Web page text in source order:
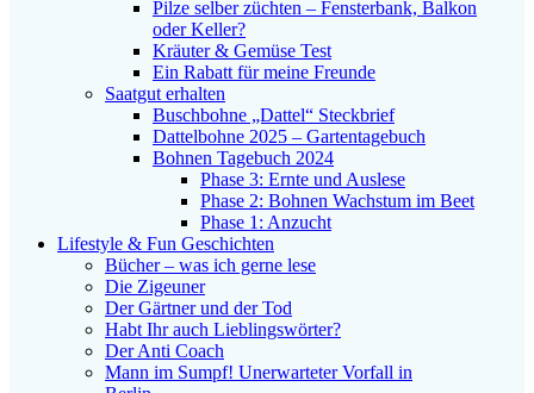
Pilze selber züchten – Fensterbank, Balkon
oder Keller?
Kräuter & Gemüse Test
Ein Rabatt für meine Freunde
Saatgut erhalten
Buschbohne „Dattel“ Steckbrief
Dattelbohne 2025 – Gartentagebuch
Bohnen Tagebuch 2024
Phase 3: Ernte und Auslese
Phase 2: Bohnen Wachstum im Beet
Phase 1: Anzucht
Lifestyle & Fun Geschichten
Bücher – was ich gerne lese
Die Zigeuner
Der Gärtner und der Tod
Habt Ihr auch Lieblingswörter?
Der Anti Coach
Mann im Sumpf! Unerwarteter Vorfall in